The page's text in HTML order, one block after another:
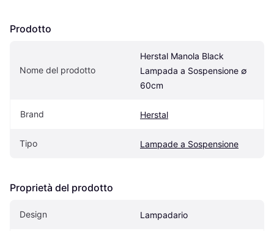
Prodotto
Nome del prodotto
Herstal Manola Black
Lampada a Sospensione ∅
60cm
Brand Herstal
Tipo Lampade a Sospensione
Proprietà del prodotto
Design Lampadario